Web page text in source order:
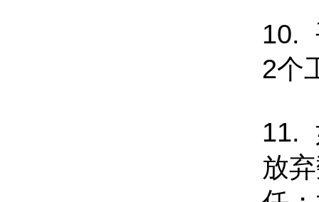
10.
2个
11.
放